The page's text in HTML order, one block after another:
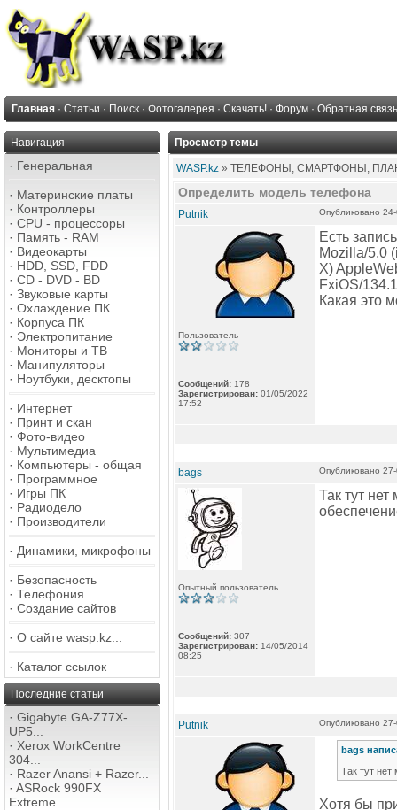
Главная · Статьи · Поиск · Фотогалерея · Скачать! · Форум · Обратная связь
Навигация
· Генеральная
· Материнские платы
· Контроллеры
· CPU - процессоры
· Память - RAM
· Видеокарты
· HDD, SSD, FDD
· CD - DVD - BD
· Звуковые карты
· Охлаждение ПК
· Корпуса ПК
· Электропитание
· Мониторы и ТВ
· Манипуляторы
· Ноутбуки, десктопы
· Интернет
· Принт и скан
· Фото-видео
· Мультимедиа
· Компьютеры - общая
· Программное
· Игры ПК
· Радиодело
· Производители
· Динамики, микрофоны
· Безопасность
· Телефония
· Создание сайтов
· О сайте wasp.kz...
· Каталог ссылок
Последние статьи
· Gigabyte GA-Z77X-
UP5...
· Xerox WorkCentre
304...
· Razer Anansi + Razer...
· ASRock 990FX
Extreme...
Просмотр темы
WASP.kz » ТЕЛЕФОНЫ, СМАРТФОНЫ,
Определить модель телефона
Putnik Опубликовано
Пользователь
Сообщений: 178
Зарегистрирован: 01/05/2022
17:52
Есть
Mozilla/5.0
X)
FxiOS/
Какая это
bags Опубликовано
Опытный пользователь
Сообщений: 307
Зарегистрирован: 14/05/2014
08:25
Так тут
Putnik Опубликовано
bags
Так тут
Хотя бы